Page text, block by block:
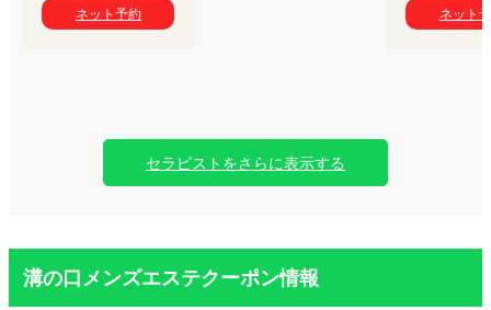
ネット予約
ネット
セラピストをさらに表示する
溝の口メンズエステクーポン情報